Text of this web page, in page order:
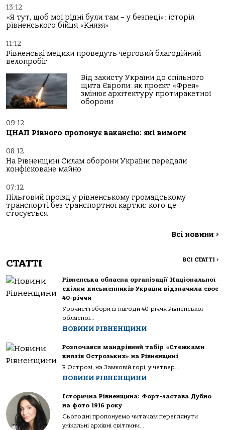
13:12
«Я тут, щоб мої рідні були там – у безпеці»: історія
рівненського бійця «Князя»
11:12
Рівненські медики проведуть черговий благодійний
велопробіг
Від захисту України до спільного
щита Європи: як проєкт «Фрея»
змінює архітектуру протиракетної
оборони
09:12
ЦНАП Рівного пропонує вакансію: які вимоги
08:12
На Рівненщині Силам оборони України передали
конфісковане майно
07:12
Пільговий проїзд у рівненському громадському
транспорті без транспортної картки: кого це
стосується
Всі новини >
СТАТТІ ВСІ СТАТТІ >
Рівненська обласна організації Національної
спілки письменників України відзначила своє
40-річчя
Урочисті збори із нагоди 40-річчя Рівненської
обласної...
НОВИНИ РІВНЕНЩИНИ
Розпочався мандрівний табір «Стежками
князів Острозьких» на Рівненщині
В Острозі, на Замковій горі, у четвер...
НОВИНИ РІВНЕНЩИНИ
Історична Рівненщина: Форт-застава Дубно
на фото 1916 року
Сьогодні пропонуємо читачам переглянути
унікальні архівні світлини...